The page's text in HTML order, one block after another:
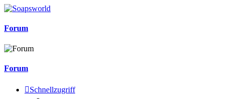
Forum
Forum
Schnellzugriff